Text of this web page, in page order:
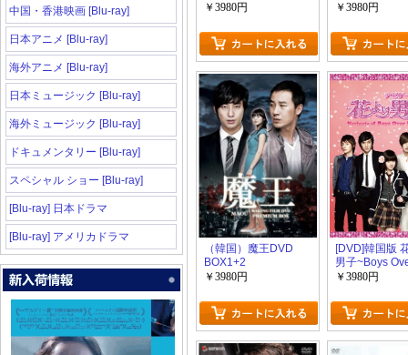
中国・香港映画 [Blu-ray]
日本アニメ [Blu-ray]
海外アニメ [Blu-ray]
日本ミュージック [Blu-ray]
海外ミュージック [Blu-ray]
ドキュメンタリー [Blu-ray]
スペシャル ショー [Blu-ray]
[Blu-ray] 日本ドラマ
[Blu-ray] アメリカドラマ
￥3980円
￥3980円
（韓国）魔王DVD
BOX1+2
￥3980円
[DVD]韓国版
男子~Boys
Flowers DVD-
￥3980円